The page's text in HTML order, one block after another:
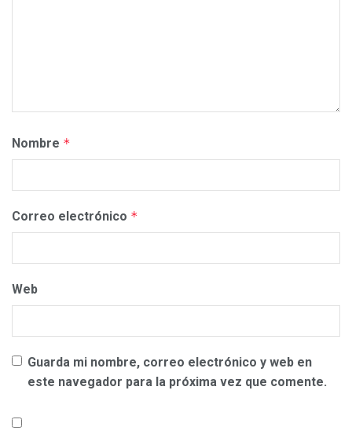
Nombre *
Correo electrónico *
Web
Guarda mi nombre, correo electrónico y web en
este navegador para la próxima vez que comente.